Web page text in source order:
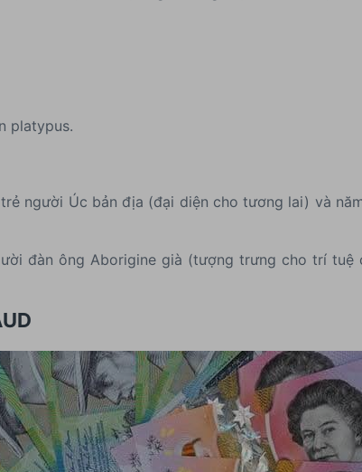
platypus.
người Úc bản địa (đại diện cho tương lai) và
đàn ông Aborigine già (tượng trưng cho trí tuệ